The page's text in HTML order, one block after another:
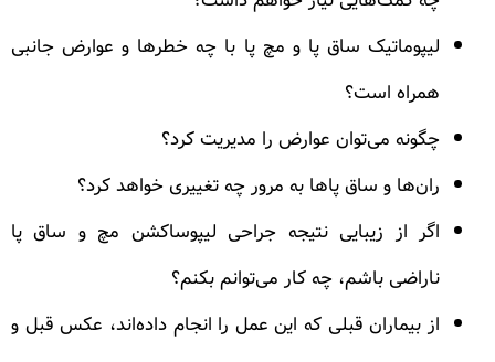
لیپوماتیک ساق پا و مچ پا با چه خطرها و عوارض جانبی
همراه است؟
چگونه می‌توان عوارض را مدیریت کرد؟
ران‌ها و ساق پاها به مرور چه تغییری خواهد کرد؟
اگر از زیبایی نتیجه جراحی لیپوساکشن مچ و ساق پا
ناراضی باشم، چه کار می‌توانم بکنم؟
از بیماران قبلی که این عمل را انجام داده‌اند، عکس قبل و